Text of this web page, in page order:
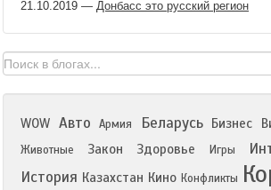
21.10.2019 — Донбасс это русский регион
WOW Авто Армия Беларусь Бизнес
Животные
Закон Здоровье Игры
История Казахстан Кино Конфликты